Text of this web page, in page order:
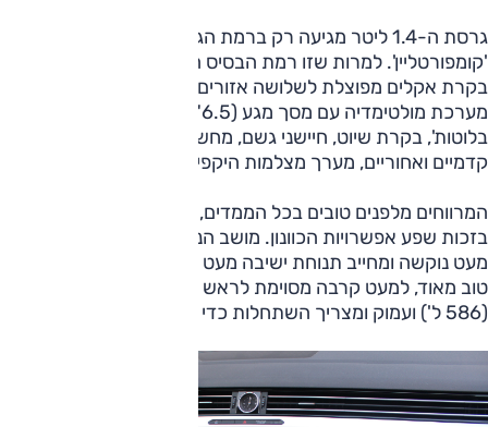
גרסת ה-1.4 ליטר מגיעה רק ברמת הגימור הבסיסית,
'קומפורטליין'. למרות שזו רמת הבסיס היא מצוידת למדי וכוללת:
בקרת אקלים מפוצלת לשלושה אזורים, קיפול חשמלי למראות,
מערכת מולטימדיה עם מסך מגע (6.5") הכוללת דיבורית
בלוטות', בקרת שיוט, חיישני גשם, מחשב דרך, חיישני חנייה
קדמיים ואחוריים, מערך מצלמות היקפי (שעובד מצוין) ועוד.
המרווחים מלפנים טובים בכל הממדים, וקל למצוא תנוחה ישיבה
בזכות שפע אפשרויות הכוונון. מושב הנהג (תפעול חצי חשמלי)
מעט נוקשה ומחייב תנוחת ישיבה מעט גבוהה. מאחור המרחב
טוב מאוד, למעט קרבה מסוימת לראש לגבוהים. תא המטען ענק
(586 ל') ועמוק ומצריך השתחלות כדי להגיע לקצהו הפנימי.